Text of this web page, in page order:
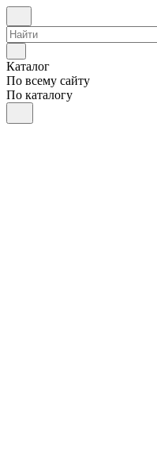
Каталог
По всему сайту
По каталогу